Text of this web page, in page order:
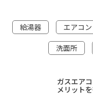
給湯器 エアコ
洗面所
ガスエア
メリット